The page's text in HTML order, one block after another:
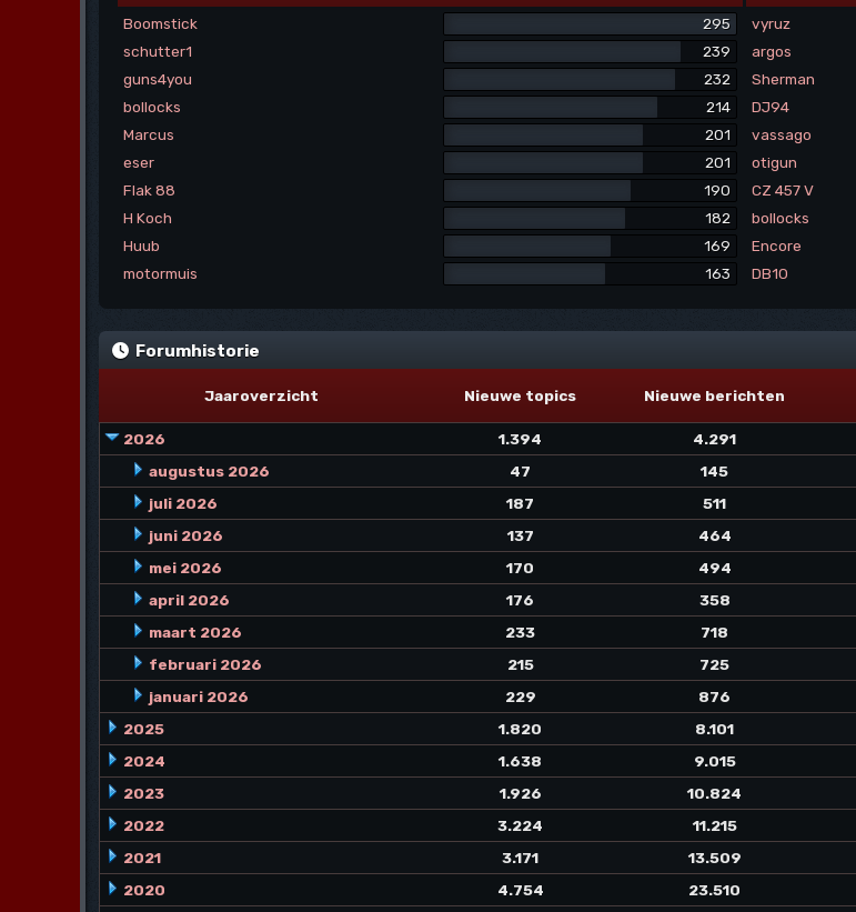
Boomstick
295
schutter1
239
guns4you
232
bollocks
214
Marcus
201
eser
201
Flak 88
190
H Koch
182
Huub
169
motormuis
163
vyruz
argos
Sherman
DJ94
vassago
otigun
CZ 457 V
bollocks
Encore
DB10
Forumhistorie
Jaaroverzicht Nieuwe topics Nieuwe berichten
2026 1.394 4.291
augustus 2026
47 145
juli 2026
187 511
juni 2026
137 464
mei 2026
170 494
april 2026
176 358
maart 2026
233 718
februari 2026
215 725
januari 2026
229 876
2025
1.820 8.101
2024
1.638 9.015
2023
1.926 10.824
2022
3.224 11.215
2021
3.171 13.509
2020
4.754 23.510